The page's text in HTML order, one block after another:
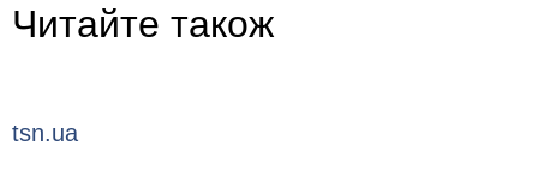
Читайте також
tsn.ua